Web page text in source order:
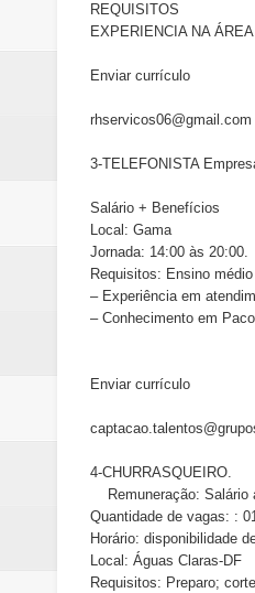
REQUISITOS
EXPERIENCIA NA
Enviar currículo
rhservicos06@gmail.com
3-TELEFONISTA
Salário + Benefícios
Local: Gama
Jornada: 14:00 às 20:00.
Requisitos: Ensino
– Experiência em
– Conhecimento em
Enviar currículo
4-CHURRASQUEIRO.
Remuneração: Salário
Quantidade de vagas: :
Horário: disponibilidade
Local: Águas Claras-DF
Requisitos: Preparo;